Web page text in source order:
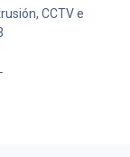
CCTV e